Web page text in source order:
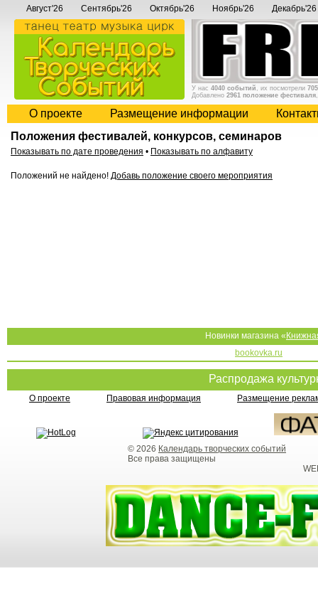
Август'26 Сентябрь'26 Октябрь'26 Ноябрь'26 Декабрь'26
У нас 4040 событий , их посмотрели
Добавлено 2961 положение фестиваля
О проекте Размещение информации
Положения фестивалей, конкурсов, семинаров
Показывать по дате проведения • Показывать по алфавиту
Положений не найдено! Добавь положение своего мероприятия
Новинки магазина «
bookovka.ru
Распродажа
О проекте Правовая информация Размещение
© 2026 Календарь творческих событий
Все права защищены